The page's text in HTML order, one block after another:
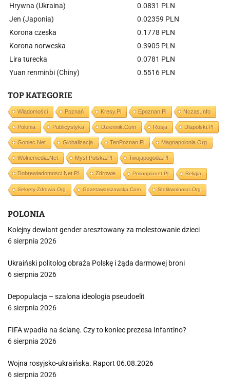
Hrywna (Ukraina)
0.0831 PLN
Jen (Japonia)
0.02359 PLN
Korona czeska
0.1778 PLN
Korona norweska
0.3905 PLN
Lira turecka
0.0781 PLN
Yuan renminbi (Chiny)
0.5516 PLN
TOP KATEGORIE
Wiadomości Poznań Kresy.pl Epoznan.pl Nczas.info
Polonia Publicystyka Dziennik.com Rosja Dlapolski.pl
Goniec.net Globalizacja TenPoznan.pl Magnapolonia.org
Wolnemedia.net Mysl-Polska.pl Twojapogoda.pl
Dobrewiadomosci.net.pl Zdrowie Prisonplanet.pl Religia
Sekrety-Zdrowia.org Gazetawarszawska.com Stolikwolnosci.org
POLONIA
Kolejny dewiant gender aresztowany za molestowanie dzieci
6 sierpnia 2026
Ukraiński politolog obraża Polskę i żąda darmowej broni
6 sierpnia 2026
Depopulacja – szalona ideologia pseudoelit
6 sierpnia 2026
FIFA wpadła na ścianę. Czy to koniec prezesa Infantino?
6 sierpnia 2026
Wojna rosyjsko-ukraińska. Raport 06.08.2026
6 sierpnia 2026